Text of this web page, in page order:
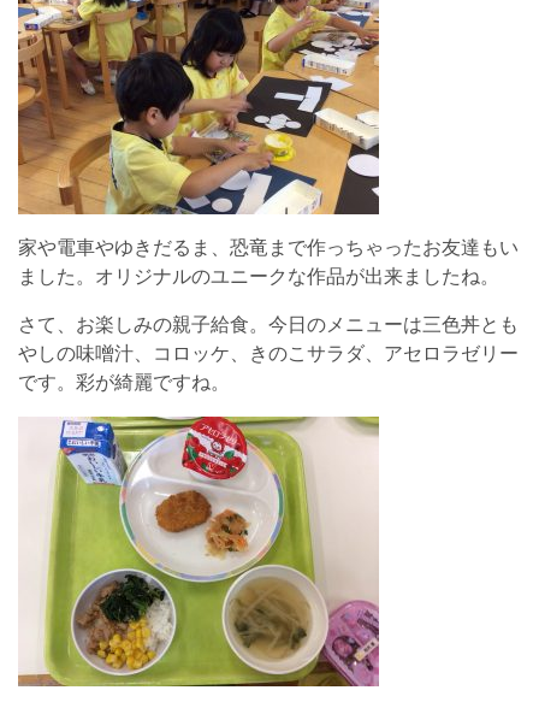
家や電車やゆきだるま、恐竜まで作っちゃったお友達もい
ました。オリジナルのユニークな作品が出来ましたね。
さて、お楽しみの親子給食。今日のメニューは三色丼とも
やしの味噌汁、コロッケ、きのこサラダ、アセロラゼリー
です。彩が綺麗ですね。